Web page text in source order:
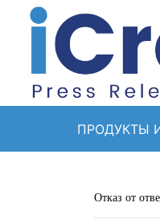
ПРОДУКТЫ
Отказ от